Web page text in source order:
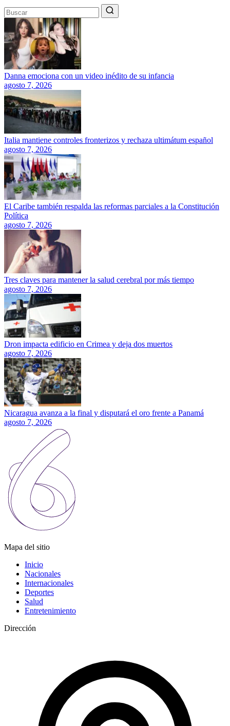
Danna emociona con un video inédito de su infancia
agosto 7, 2026
Italia mantiene controles fronterizos y rechaza ultimátum español
agosto 7, 2026
El Caribe también respalda las reformas parciales a la Constitución
Política
agosto 7, 2026
Tres claves para mantener la salud cerebral por más tiempo
agosto 7, 2026
Dron impacta edificio en Crimea y deja dos muertos
agosto 7, 2026
Nicaragua avanza a la final y disputará el oro frente a Panamá
agosto 7, 2026
Mapa del sitio
Inicio
Nacionales
Internacionales
Deportes
Salud
Entretenimiento
Dirección